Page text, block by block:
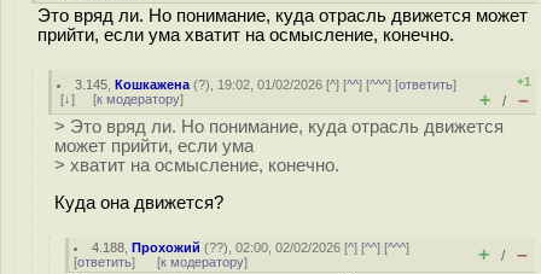
Это вряд ли. Но понимание, куда отрасль движется может
прийти, если ума хватит на осмысление, конечно.
3.145 ,Кошкажена (?), 19:02, 01/02/2026 [^] [^^] [^^^] [ответить]
[↓] [к модератору]
+1
+ / –
> Это вряд ли. Но понимание, куда отрасль движется
может прийти, если ума
> хватит на осмысление, конечно.
Куда она движется?
4.188 ,Прохожий (??), 02:00, 02/02/2026 [^] [^^] [^^^]
[ответить] [к модератору] + / –